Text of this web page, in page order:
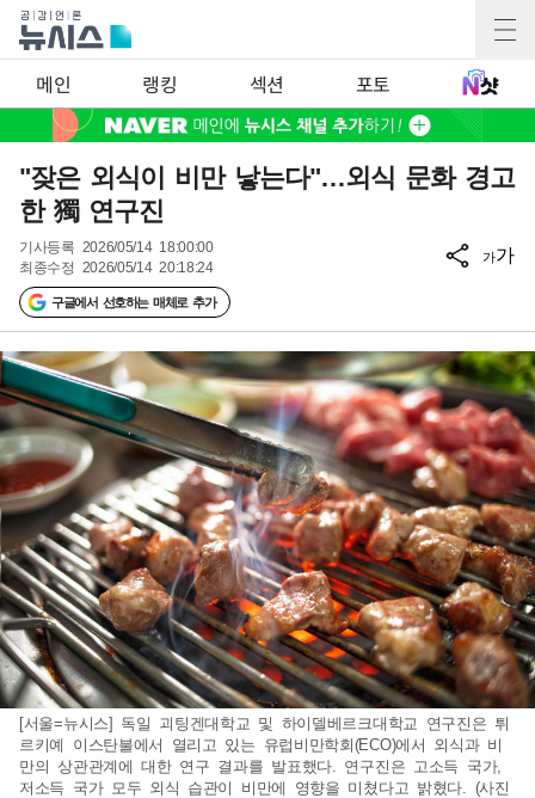
메인 랭킹 섹션 포토
"잦은 외식이 비만 낳는다"…외식 문화 경고
한 獨 연구진
기사등록 2026/05/14 18:00:00
최종수정 2026/05/14 20:18:24
구글에서 선호하는 매체로 추가
가가
[서울=뉴시스] 독일 괴팅겐대학교 및 하이델베르크대학교 연구진은 튀
르키예 이스탄불에서 열리고 있는 유럽비만학회(ECO)에서 외식과 비
만의 상관관계에 대한 연구 결과를 발표했다. 연구진은 고소득 국가,
저소득 국가 모두 외식 습관이 비만에 영향을 미쳤다고 밝혔다. (사진